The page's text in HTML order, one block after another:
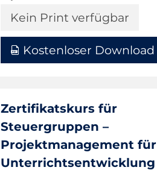
Kein Print verfügbar
Kostenloser Download
Zertifikatskurs für
Steuergruppen –
Projektmanagement für
Unterrichtsentwicklung